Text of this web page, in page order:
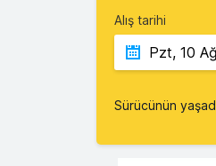
Alış tarihi
Sürücünün